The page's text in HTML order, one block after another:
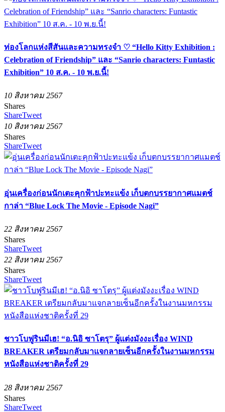
ท่องโลกแห่งสีสันและความทรงจำ ♡ “Hello Kitty Exhibition :
Celebration of Friendship” และ “Sanrio characters: Funtastic
Exhibition” 10 ส.ค. - 10 พ.ย.นี้!
10 สิงหาคม 2567
Shares
ShareTweet
10 สิงหาคม 2567
Shares
ShareTweet
อุ่นเครื่องก่อนนักเตะคุกฟ้าปะทะแข้ง เก็บตกบรรยากาศแมตช์
กาล่า “Blue Lock The Movie - Episode Nagi”
22 สิงหาคม 2567
Shares
ShareTweet
22 สิงหาคม 2567
Shares
ShareTweet
ชาวโบฟูรินมีเฮ! “อ.นิอิ ซาโตรุ” ผู้แต่งมังงะเรื่อง WIND
BREAKER เตรียมกลับมาแจกลายเซ็นอีกครั้งในงานมหกรรม
หนังสือแห่งชาติครั้งที่ 29
28 สิงหาคม 2567
Shares
ShareTweet